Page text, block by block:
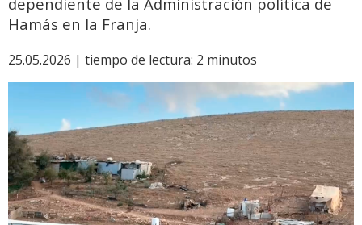
Hamás en la Franja.
25.05.2026 | tiempo de lectura: 2 minutos